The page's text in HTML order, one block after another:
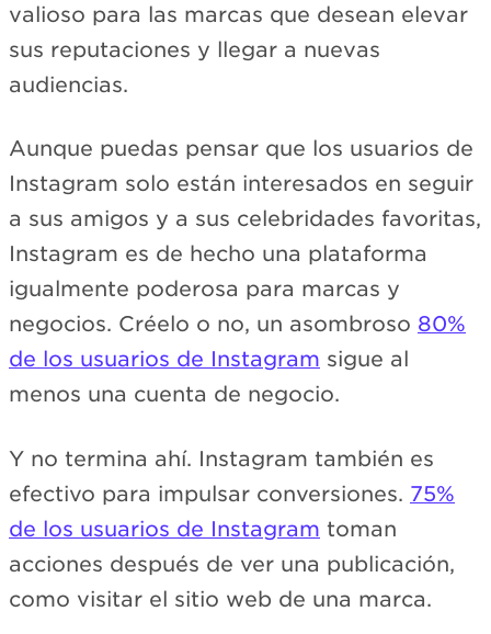
valioso para las marcas que desean elevar
sus reputaciones y llegar a nuevas
audiencias.
Aunque puedas pensar que los usuarios de
Instagram solo están interesados en seguir
a sus amigos y a sus celebridades favoritas,
Instagram es de hecho una plataforma
igualmente poderosa para marcas y
negocios. Créelo o no, un asombroso 80%
de los usuarios de Instagram sigue al
menos una cuenta de negocio.
Y no termina ahí. Instagram también es
efectivo para impulsar conversiones. 75%
de los usuarios de Instagram toman
acciones después de ver una publicación,
como visitar el sitio web de una marca.